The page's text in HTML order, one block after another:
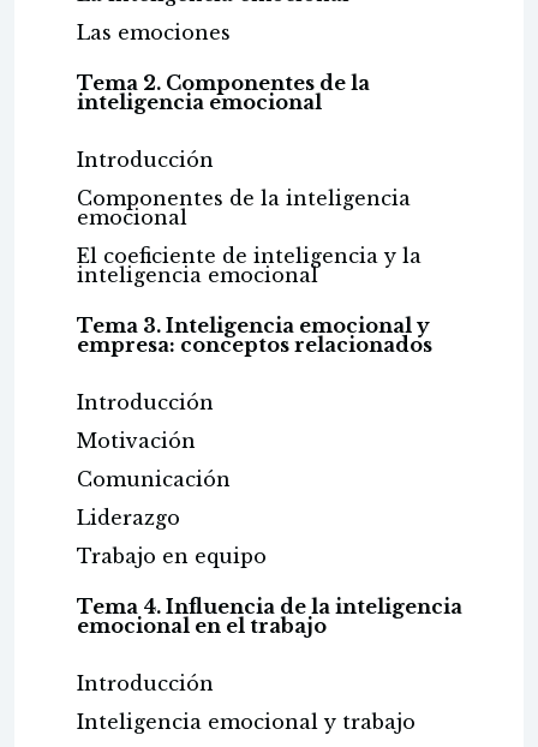
Las emociones
Tema 2. Componentes de la
inteligencia emocional
Introducción
Componentes de la inteligencia
emocional
El coeficiente de inteligencia y la
inteligencia emocional
Tema 3. Inteligencia emocional y
empresa: conceptos relacionados
Introducción
Motivación
Comunicación
Liderazgo
Trabajo en equipo
Tema 4. Influencia de la inteligencia
emocional en el trabajo
Introducción
Inteligencia emocional y trabajo